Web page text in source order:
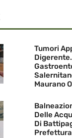
Tumori
Maurano
Delle
Di
Prefettura